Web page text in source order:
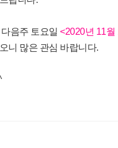
음주 토요일<2020년 11월
니 많은 관심 바랍니다.